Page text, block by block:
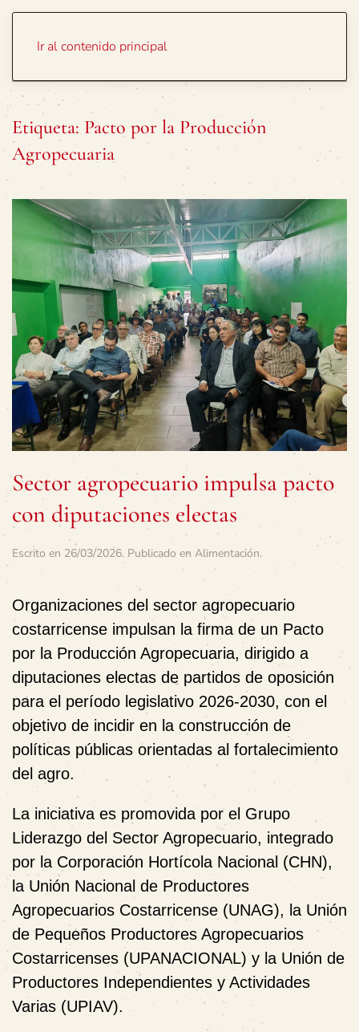
Ir al contenido principal
Etiqueta: Pacto por la Producción
Agropecuaria
Sector agropecuario impulsa pacto
con diputaciones electas
Escrito en 26/03/2026. Publicado en Alimentación.
Organizaciones del sector agropecuario
costarricense impulsan la firma de un Pacto
por la Producción Agropecuaria, dirigido a
diputaciones electas de partidos de oposición
para el período legislativo 2026-2030, con el
objetivo de incidir en la construcción de
políticas públicas orientadas al fortalecimiento
del agro.
La iniciativa es promovida por el Grupo
Liderazgo del Sector Agropecuario, integrado
por la Corporación Hortícola Nacional (CHN),
la Unión Nacional de Productores
Agropecuarios Costarricense (UNAG), la Unión
de Pequeños Productores Agropecuarios
Costarricenses (UPANACIONAL) y la Unión de
Productores Independientes y Actividades
Varias (UPIAV).